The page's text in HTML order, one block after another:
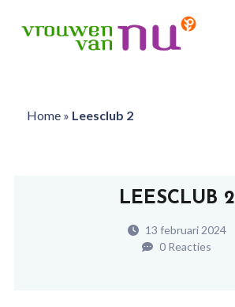
Home» Leesclub 2
LEESCLUB 2
13 februari 2024
0 Reacties